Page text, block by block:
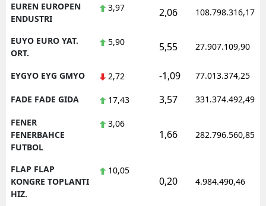
EUREN EUROPEN
ENDUSTRI
3,97 2,06 108.798.316,17
EUYO EURO YAT.
ORT.
5,90 5,55 27.907.109,90
EYGYO EYG GMYO 2,72 -1,09 77.013.374,25
FADE FADE GIDA 17,43 3,57 331.374.492,49
FENER
FENERBAHCE
FUTBOL
3,06
1,66 282.796.560,85
FLAP FLAP
KONGRE TOPLANTI
HIZ.
10,05
0,20 4.984.490,46